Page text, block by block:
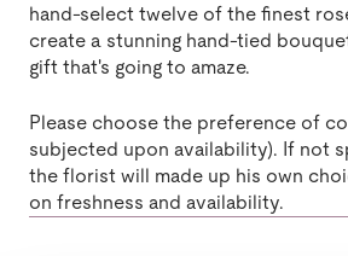
hand-select twelve of the finest
create a stunning hand-tied
gift that's going to amaze.
Please choose the preference of
subjected upon availability). If not
the florist will made up his own
on freshness and availability.